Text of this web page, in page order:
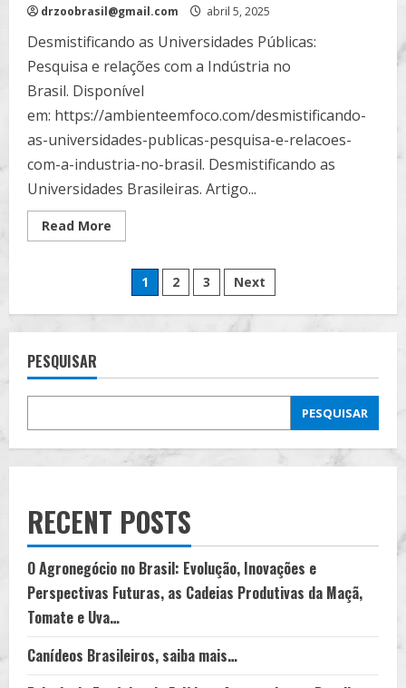
drzoobrasil@gmail.com abril 5, 2025
Desmistificando as Universidades Públicas:
Pesquisa e relações com a Indústria no
Brasil. Disponível
em: https://ambienteemfoco.com/desmistificando-
as-universidades-publicas-pesquisa-e-relacoes-
com-a-industria-no-brasil. Desmistificando as
Universidades Brasileiras. Artigo...
Read More
more
Papel
Universidades
Brasileiras
na
Paginação
de
1 2 3 Next
PESQUISAR
PESQUISAR
RECENT POSTS
O Agronegócio no Brasil: Evolução, Inovações e
Perspectivas Futuras, as Cadeias Produtivas da Maçã,
Tomate e Uva…
Canídeos Brasileiros, saiba mais…